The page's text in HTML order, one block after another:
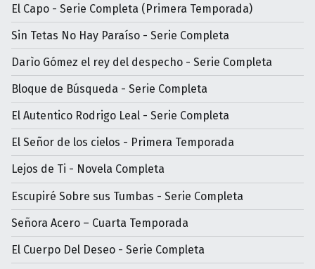
El Capo - Serie Completa (Primera Temporada)
Sin Tetas No Hay Paraíso - Serie Completa
Darìo Gómez el rey del despecho - Serie Completa
Bloque de Búsqueda - Serie Completa
El Autentico Rodrigo Leal - Serie Completa
El Señor de los cielos - Primera Temporada
Lejos de Ti - Novela Completa
Escupiré Sobre sus Tumbas - Serie Completa
Señora Acero – Cuarta Temporada
El Cuerpo Del Deseo - Serie Completa